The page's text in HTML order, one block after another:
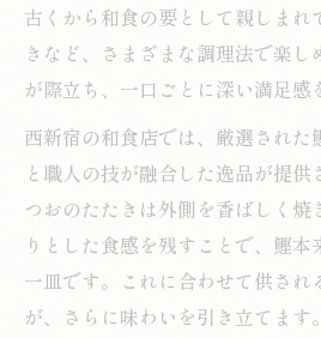
都会の夜景に溶け込む鰹の
夜景とともに堪能する
都会のきらめきに寄り
鰹の香ばしさが夜景と
洗練された空間で味わ
古くから和食の要として親しまれ
きなど、さまざまな調理法で楽し
が際立ち、一口ごとに深い満足感
西新宿の和食店では、厳選された
と職人の技が融合した逸品が提
つおのたたきは外側を香ばしく焼
りとした食感を残すことで、鰹本
一皿です。これに合わせて供され
が、さらに味わいを引き立てます。